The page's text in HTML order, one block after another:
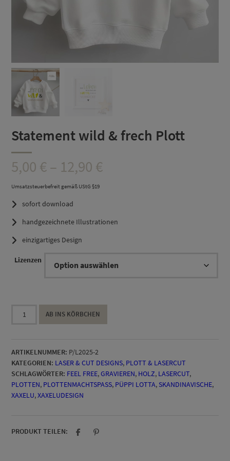
Statement wild & frech Plott
5,00 €– 12,90 €Preisspanne:
Umsatzsteuerbefreit gemäß UStG §19
sofort download
handgezeichnete Illustrationen
einzigartiges Design
Lizenzen
wild
Plott
Menge
AB INS KÖRBCHEN
ARTIKELNUMMER: P/L2025-2
KATEGORIEN: LASER & CUT DESIGNS, PLOTT & LASERCUT
SCHLAGWÖRTER: FEEL FREE,GRAVIEREN, HOLZ, LASERCUT,
PLOTTEN, PLOTTENMACHTSPASS , PÜPPI LOTTA, SKANDINAVISCHE,
XAXELU,XAXELUDESIGN
PRODUKT TEILEN: